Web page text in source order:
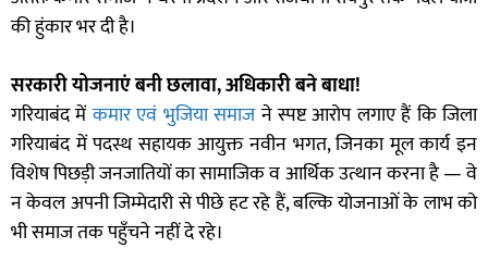
की हुंकार भर दी है।
सरकारी योजनाएं बनी छलावा, अधिकारी बने बाधा!
गरियाबंद मेंकमार एवं भुजिया समाजने स्पष्ट आरोप लगाए हैं कि जिला
गरियाबंद में पदस्थ सहायक आयुक्त नवीन भगत, जिनका मूल कार्य इन
विशेष पिछड़ी जनजातियों का सामाजिक व आर्थिक उत्थान करना है — वे
न केवल अपनी जिम्मेदारी से पीछे हट रहे हैं, बल्कि योजनाओं के लाभ को
भी समाज तक पहुँचने नहीं दे रहे।